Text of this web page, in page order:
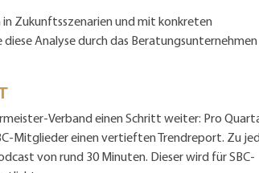
Zukunftsszenarien und mit konkreten
Analyse durch das Beratungsunternehmen
Verband einen Schritt weiter: Pro
Mitglieder einen vertieften Trendreport. Zu
von rund 30 Minuten. Dieser wird für SBC-